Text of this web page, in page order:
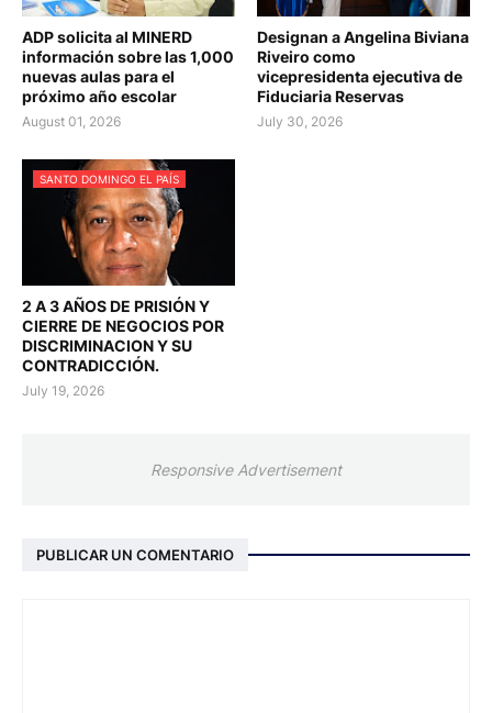
ADP solicita al MINERD
información sobre las 1,000
nuevas aulas para el
próximo año escolar
August 01, 2026
Designan a Angelina Biviana
Riveiro como
vicepresidenta ejecutiva de
Fiduciaria Reservas
July 30, 2026
SANTO DOMINGO EL PAÍS
2 A 3 AÑOS DE PRISIÓN Y
CIERRE DE NEGOCIOS POR
DISCRIMINACION Y SU
CONTRADICCIÓN.
July 19, 2026
Responsive Advertisement
PUBLICAR UN COMENTARIO